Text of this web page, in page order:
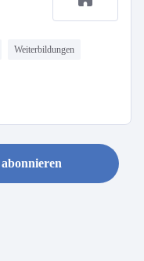
Weiterbildungen